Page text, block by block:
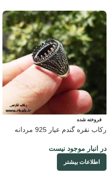
فروخته شده
رکاب نقره گندم عیار 925 مردانه
در انبار موجود نیست
اطلاعات بیشتر